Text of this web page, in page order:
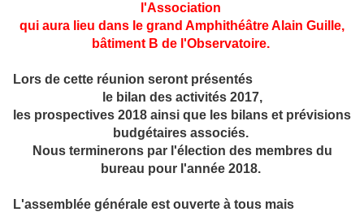
l'Association
qui aura lieu dans le grand Amphithéâtre Alain Guille,
bâtiment B de l'Observatoire.
Lors de cette réunion seront présentés
le bilan des activités 2017,
les prospectives 2018 ainsi que les bilans et prévisions
budgétaires associés.
Nous terminerons par l'élection des membres du
bureau pour l'année 2018.
L'assemblée générale est ouverte à tous mais